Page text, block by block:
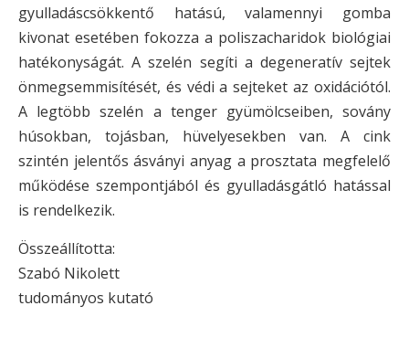
gyulladáscsökkentő hatású, valamennyi gomba
kivonat esetében fokozza a poliszacharidok biológiai
hatékonyságát. A szelén segíti a degeneratív sejtek
önmegsemmisítését, és védi a sejteket az oxidációtól.
A legtöbb szelén a tenger gyümölcseiben, sovány
húsokban, tojásban, hüvelyesekben van. A cink
szintén jelentős ásványi anyag a prosztata megfelelő
működése szempontjából és gyulladásgátló hatással
is rendelkezik.
Összeállította:
Szabó Nikolett
tudományos kutató